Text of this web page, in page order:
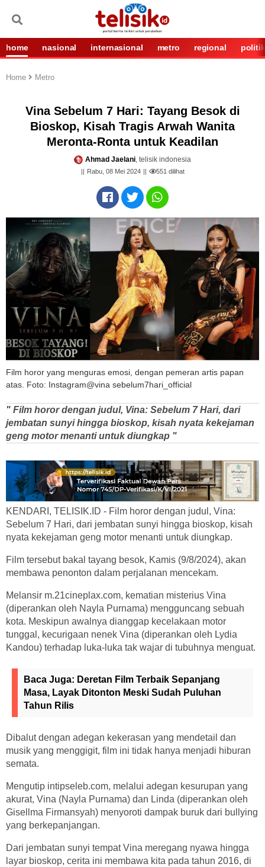
home nasional internasional metro regional politik
Home Metro
Vina Sebelum 7 Hari: Tayang Besok di
Bioskop, Kisah Tragis Arwah Wanita
Meronta-Ronta untuk Keadilan
Ahmad Jaelani, telisik indonesia
Rabu, 08 Mei 2024 551 dilihat
Film horor yang menguras emosi, dengan pemeran artis papan
atas. Foto: Instagram@vina sebelum7hari_official
" Film horor dengan judul, Vina: Sebelum 7 Hari, dari
jembatan sunyi hingga bioskop, kisah nyata kekejaman
geng motor menanti untuk diungkap "
KENDARI, TELISIK.ID - Film horor dengan judul, Vina:
Sebelum 7 Hari, dari jembatan sunyi hingga bioskop, kisah
nyata kekejaman geng motor menanti untuk diungkap.
Film tersebut bakal tayang besok, Kamis (9/8/2024), akan
membawa penonton dalam perjalanan mencekam.
Melansir m.21cineplax.com, kematian misterius Vina
(diperankan oleh Nayla Purnama) mengguncang sebuah
kota. Meskipun awalnya dianggap kecelakaan motor
tunggal, kecurigaan nenek Vina (diperankan oleh Lydia
Kandou) terhadap luka-luka tak wajar di tubuhnya menguat.
Baca Juga: Deretan Film Terbaik Sepanjang
Masa, Layak Ditonton Meski Sudah Puluhan
Tahun Rilis
Dibalut dengan adegan kekerasan yang mendetail dan
musik yang menggigit, film ini tidak hanya menjadi hiburan
semata.
Mengutip intipseleb.com, melalui adegan kesurupan yang
akurat, Vina (Nayla Purnama) dan Linda (diperankan oleh
Gisellma Firmansyah) menyoroti dampak buruk dari bullying
yang berkepanjangan.
Dari jembatan sunyi tempat Vina meregang nyawa hingga
layar bioskop, cerita ini membawa kita pada tahun 2016, di